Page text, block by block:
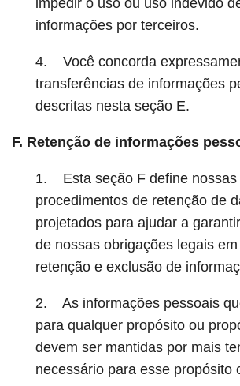
informações por terceiros.
4. Você concorda
transferências de informações
descritas nesta seção E.
F. Retenção de informações
1. Esta seção F define nossas
procedimentos de retenção de
projetados para ajudar a
de nossas obrigações legais
retenção e exclusão de
2. As informações pessoais
para qualquer propósito ou
devem ser mantidas por mais
necessário para esse propósito